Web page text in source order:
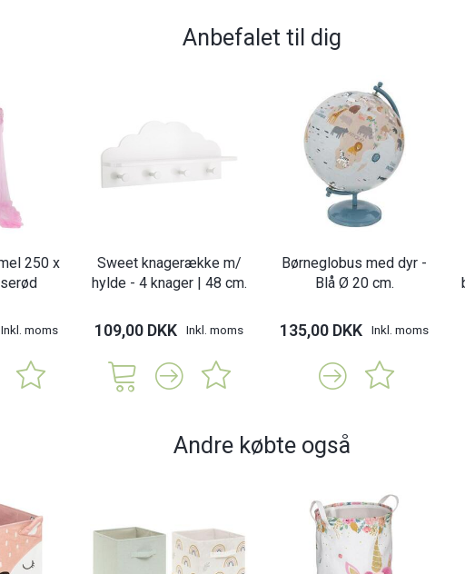
Anbefalet til dig
250 x
Inkl. moms
Sweet knagerække m/
hylde - 4 knager | 48 cm.
109,00 DKK Inkl. moms
Børneglobus med dyr -
Blå Ø 20 cm.
135,00 DKK Inkl. moms
Andre købte også